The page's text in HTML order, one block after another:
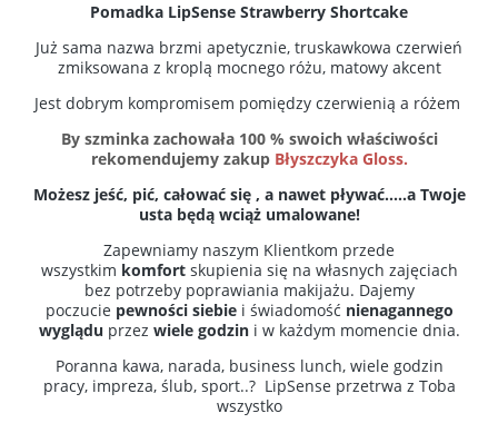
Pomadka LipSense Strawberry Shortcake
Już sama nazwa brzmi apetycznie, truskawkowa czerwień
zmiksowana z kroplą mocnego różu, matowy akcent
Jest dobrym kompromisem pomiędzy czerwienią a różem
By szminka zachowała 100 % swoich właściwości
rekomendujemy zakup Błyszczyka Gloss.
Możesz jeść, pić, całować się , a nawet pływać..…a Twoje
usta będą wciąż umalowane!
Zapewniamy naszym Klientkom przede
wszystkim komfort skupienia się na własnych zajęciach
bez potrzeby poprawiania makijażu. Dajemy
poczucie pewności siebie i świadomość nienagannego
wygląduprzez wiele godzini w każdym momencie dnia.
Poranna kawa, narada, business lunch, wiele godzin
pracy, impreza, ślub, sport..? LipSense przetrwa z Toba
wszystko